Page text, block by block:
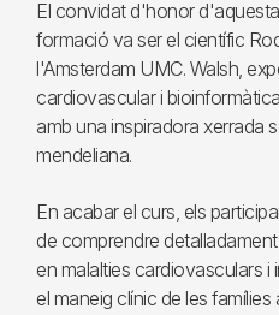
El convidat d'honor
formació va ser el científic
l'Amsterdam UMC. Walsh,
cardiovascular i
amb una inspiradora xerrada
mendeliana.
En acabar el curs, els
de comprendre
en malalties cardiovasculars i
el maneig clínic de les